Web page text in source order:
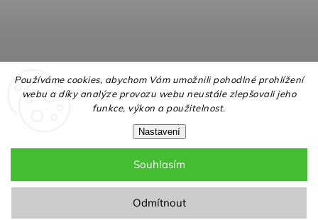
Používáme cookies, abychom Vám umožnili pohodlné prohlížení
webu a díky analýze provozu webu neustále zlepšovali jeho
funkce, výkon a použitelnost.
Nastavení
Odmítnout
Souhlasím
Upravit nastavení cookies